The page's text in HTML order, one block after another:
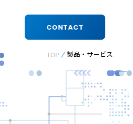
CONTACT
TOP 製品・サービス